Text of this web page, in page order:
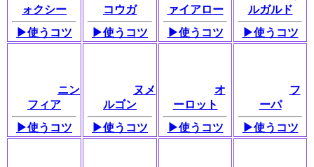
ォクシー
▶使うコツ
コウガ
▶使うコツ
ァイアロー
▶使うコツ
ルガルド
▶使うコツ
ニン
フィア
▶使うコツ
ヌメ
ルゴン
▶使うコツ
オ
ーロット
▶使うコツ
フ
ーパ
▶使うコツ